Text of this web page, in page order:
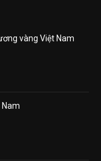
vàng Việt Nam
Nam